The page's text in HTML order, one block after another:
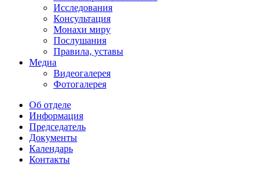
Исследования
Консультация
Монахи миру
Послушания
Правила, уставы
Медиа
Видеогалерея
Фотогалерея
Об отделе
Информация
Председатель
Документы
Календарь
Контакты